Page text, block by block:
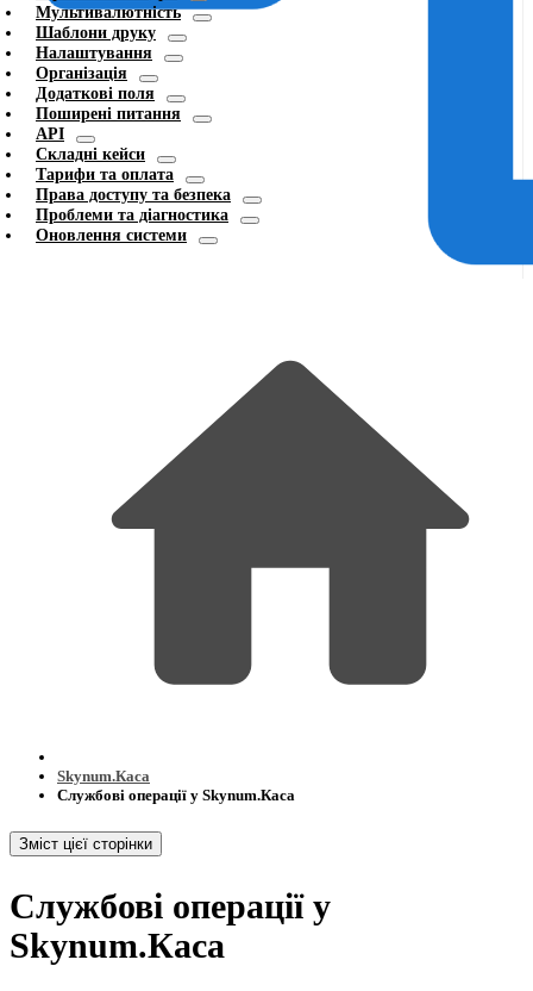
Мультивалютність
Шаблони друку
Налаштування
Організація
Додаткові поля
Поширені питання
API
Складні кейси
Тарифи та оплата
Права доступу та безпека
Проблеми та діагностика
Оновлення системи
Skynum.Каса
Службові операції у Skynum.Каса
Зміст цієї сторінки
Службові операції у
Skynum.Каса